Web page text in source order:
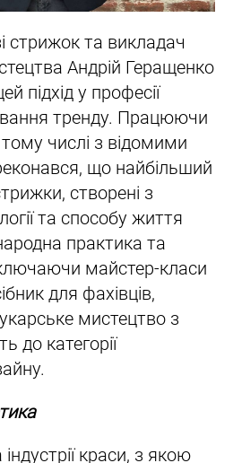
стрижок та викладач
Андрій Геращенко
підхід у професії
тренду. Працюючи
тому числі з відомими
що найбільший
створені з
та способу життя
практика та
майстер-класи
для фахівців,
мистецтво з
до категорії
краси, з якою